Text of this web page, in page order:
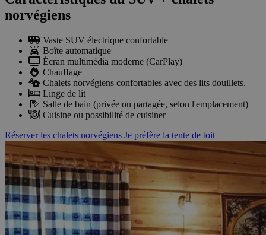
norvégiens
Vaste SUV électrique confortable
Boîte automatique
Écran multimédia moderne (CarPlay)
Chauffage
Chalets norvégiens confortables avec des lits douillets.
Linge de lit
Salle de bain (privée ou partagée, selon l'emplacement)
Cuisine ou possibilité de cuisiner
Réserver les chalets norvégiens Je préfère la tente de toit